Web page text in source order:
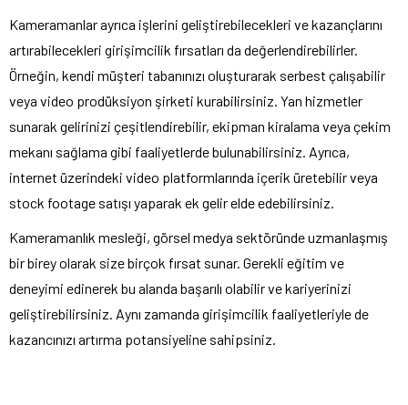
Kameramanlar ayrıca işlerini geliştirebilecekleri ve kazançlarını
artırabilecekleri girişimcilik fırsatları da değerlendirebilirler.
Örneğin, kendi müşteri tabanınızı oluşturarak serbest çalışabilir
veya video prodüksiyon şirketi kurabilirsiniz. Yan hizmetler
sunarak gelirinizi çeşitlendirebilir, ekipman kiralama veya çekim
mekanı sağlama gibi faaliyetlerde bulunabilirsiniz. Ayrıca,
internet üzerindeki video platformlarında içerik üretebilir veya
stock footage satışı yaparak ek gelir elde edebilirsiniz.
Kameramanlık mesleği, görsel medya sektöründe uzmanlaşmış
bir birey olarak size birçok fırsat sunar. Gerekli eğitim ve
deneyimi edinerek bu alanda başarılı olabilir ve kariyerinizi
geliştirebilirsiniz. Aynı zamanda girişimcilik faaliyetleriyle de
kazancınızı artırma potansiyeline sahipsiniz.